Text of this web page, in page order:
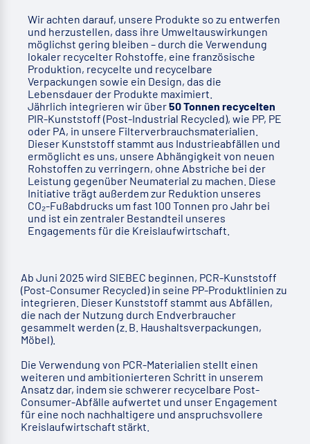
Wir achten darauf, unsere Produkte so zu entwerfen
und herzustellen, dass ihre Umweltauswirkungen
möglichst gering bleiben – durch die Verwendung
lokaler recycelter Rohstoffe, eine französische
Produktion, recycelte und recycelbare
Verpackungen sowie ein Design, das die
Lebensdauer der Produkte maximiert.
Jährlich integrieren wir über50 Tonnen recycelten
PIR-Kunststoff (Post-Industrial Recycled), wie PP, PE
oder PA, in unsere Filterverbrauchsmaterialien.
Dieser Kunststoff stammt aus Industrieabfällen und
ermöglicht es uns, unsere Abhängigkeit von neuen
Rohstoffen zu verringern, ohne Abstriche bei der
Leistung gegenüber Neumaterial zu machen. Diese
Initiative trägt außerdem zur Reduktion unseres
CO₂-Fußabdrucks um fast 100 Tonnen pro Jahr bei
und ist ein zentraler Bestandteil unseres
Engagements für die Kreislaufwirtschaft.
Ab Juni 2025 wird SIEBEC beginnen, PCR-Kunststoff
(Post-Consumer Recycled) in seine PP-Produktlinien zu
integrieren. Dieser Kunststoff stammt aus Abfällen,
die nach der Nutzung durch Endverbraucher
gesammelt werden (z. B. Haushaltsverpackungen,
Möbel).
Die Verwendung von PCR-Materialien stellt einen
weiteren und ambitionierteren Schritt in unserem
Ansatz dar, indem sie schwerer recycelbare Post-
Consumer-Abfälle aufwertet und unser Engagement
für eine noch nachhaltigere und anspruchsvollere
Kreislaufwirtschaft stärkt.